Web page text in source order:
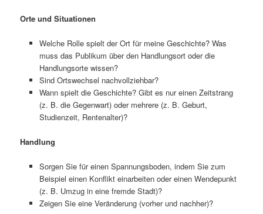
Orte und Situationen
Welche Rolle spielt der Ort für meine Geschichte? Was
muss das Publikum über den Handlungsort oder die
Handlungsorte wissen?
Sind Ortswechsel nachvollziehbar?
Wann spielt die Geschichte? Gibt es nur einen Zeitstrang
(z. B. die Gegenwart) oder mehrere (z. B. Geburt,
Studienzeit, Rentenalter)?
Handlung
Sorgen Sie für einen Spannungsboden, indem Sie zum
Beispiel einen Konflikt einarbeiten oder einen Wendepunkt
(z. B. Umzug in eine fremde Stadt)?
Zeigen Sie eine Veränderung (vorher und nachher)?